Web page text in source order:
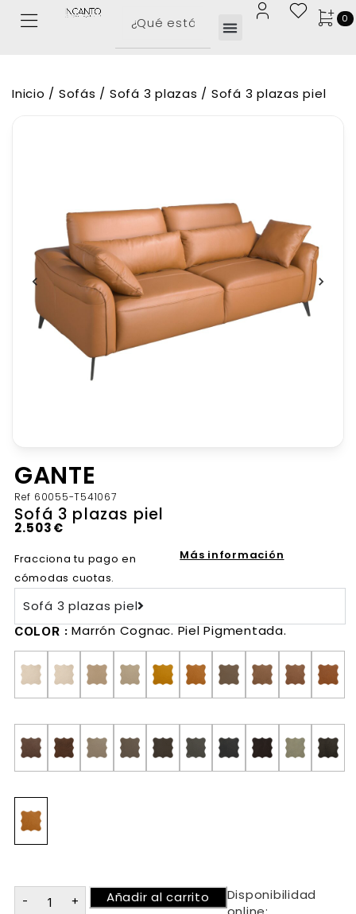
0
Inicio / Sofás / Sofá 3 plazas / Sofá 3 plazas piel
GANTE
Ref 60055-T541067
Sofá 3 plazas piel
2.503€
Fracciona tu pago en
cómodas cuotas.
Más información
Sofá 3 plazas piel
COLOR Marrón Cognac. Piel Pigmentada.
Añadir al carrito
Disponibilidad